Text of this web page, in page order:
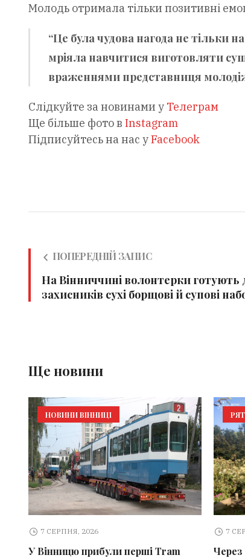
Молодь отримала тільки позитивні
“Це була чудова нагода не тільки
мріяла навчитися виготовляти
враженнями представниця
Слідкуйте за новинами у Телеграм
Ще більше фото в Instagram
Підписуйтесь на нас уFacebook
ПОПЕРЕДНІЙ ЗАПИС
На Вінниччині волонтерки готують
захисників сухі борщові й супові
Ще новини
НОВИНИ ВІННИЦІ
7 СЕРПНЯ, 2026
У Вінницю прибули перші Tram
7
Через